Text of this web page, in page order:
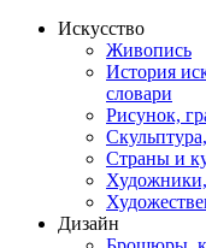
Искусство
Живопись
История
словари
Рисунок,
Страны и
Дизайн